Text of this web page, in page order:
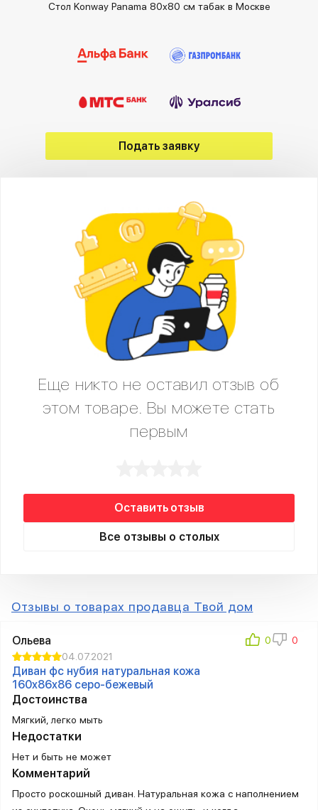
Стол Konway Panama 80х80 см табак в Москве
Подать заявку
Еще никто не оставил отзыв об
этом товаре. Вы можете стать
первым
Оставить отзыв
Все отзывы о столых
Отзывы о товарах продавца Твой дом
Ольева
04.07.2021
Диван фc нубия натуральная кожа
160x86x86 серо-бежевый
Достоинства
Мягкий, легко мыть
Недостатки
Нет и быть не может
Комментарий
Просто роскошный диван. Натуральная кожа с наполнением